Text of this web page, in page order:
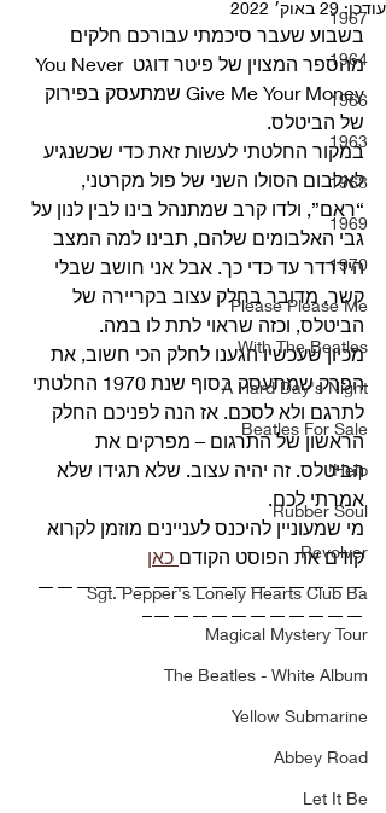
1967
1964
1966
1963
1968
1969
1970
Please Please Me
With The Beatles
A Hard Day's Night
Beatles For Sale
Help!
Rubber Soul
Revolver
Sgt. Pepper's Lonely Hearts Club Ba
Magical Mystery Tour
The Beatles - White Album
Yellow Submarine
Abbey Road
Let It Be
עודכן:29 באוק׳ 2022
בשבוע שעבר סיכמתי עבורכם חלקים
מהספר המצוין של פיטר דוגט You Never
Give Me Your Money שמתעסק בפירוק
של הביטלס.
במקור החלטתי לעשות זאת כדי שכשנגיע
לאלבום הסולו השני של פול מקרטני,
“ראם”, ולדו קרב שמתנהל בינו לבין לנון על
גבי האלבומים שלהם, תבינו למה המצב
הידרדר עד כדי כך. אבל אני חושב שבלי
קשר, מדובר בחלק עצוב בקריירה של
הביטלס, וכזה שראוי לתת לו במה.
מכיון שעכשיו הגענו לחלק הכי חשוב, את
הפרק שמתעסק בסוף שנת 1970 החלטתי
לתרגם ולא לסכם. אז הנה לפניכם החלק
הראשון של התרגום – מפרקים את
הביטלס. זה יהיה עצוב. שלא תגידו שלא
אמרתי לכם.
מי שמעוניין להיכנס לעניינים מוזמן לקרוא
קודם את הפוסט הקודם כאן
—————————————————
———————————–